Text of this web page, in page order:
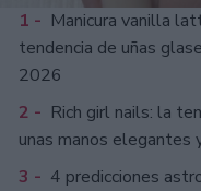
1 - Manicura vanilla
tendencia de uñas
2026
2 - Rich girl nails: la
unas manos elegantes
3 - 4 predicciones